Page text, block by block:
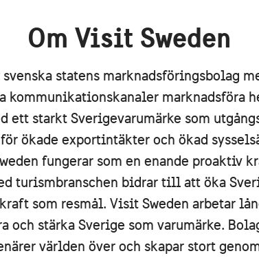
Om Visit Sweden
statens marknadsföringsbolag
kommunikationskanaler marknadsföra
ett starkt Sverigevarumärke som
ökade exportintäkter och ökad
fungerar som en enande proaktiv
turismbranschen bidrar till att öka
som resmål. Visit Sweden arbetar
och stärka Sverige som varumärke.
världen över och skapar stort